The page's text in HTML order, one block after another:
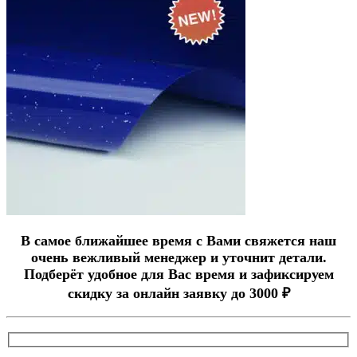
В самое ближайшее время с Вами свяжется наш
очень вежливый менеджер и уточнит детали.
Подберёт удобное для Вас время и зафиксируем
скидку за онлайн заявку до 3000 ₽